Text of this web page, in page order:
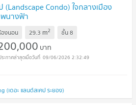
Condo) ใจกลางเมือง
พนางฟ้า
งนอน 29.3 m2 ชั้น8
บาท
09/06/2026 2:32:49
(เดอะ แลนด์สเคป ระยอง)